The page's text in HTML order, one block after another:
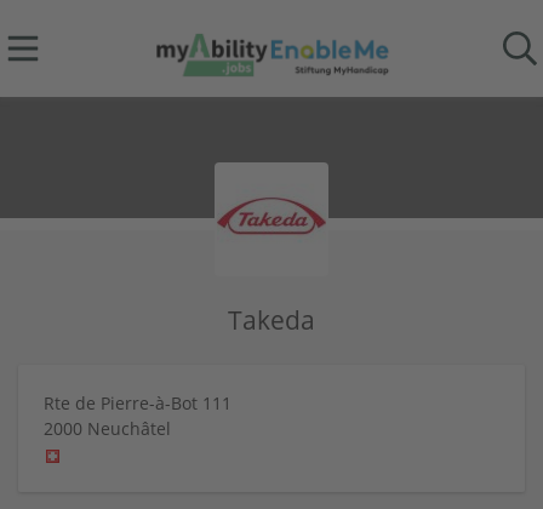
Takeda
Rte de Pierre-à-Bot 111
2000 Neuchâtel